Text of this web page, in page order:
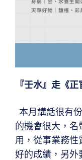
『壬水』走《正
本月講話很有
的機會很大，名
用，從事業務性
好的成績，另外